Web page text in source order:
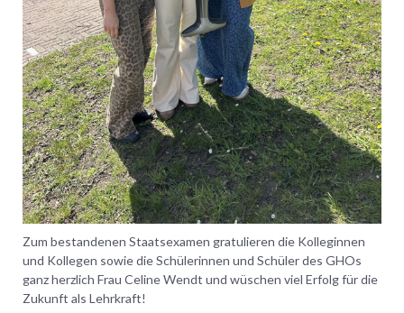
Zum bestandenen Staatsexamen gratulieren die Kolleginnen
und Kollegen sowie die Schülerinnen und Schüler des GHOs
ganz herzlich Frau Celine Wendt und wüschen viel Erfolg für die
Zukunft als Lehrkraft!